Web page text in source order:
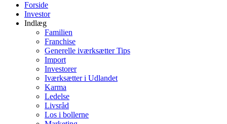
Forside
Investor
Indlæg
Familien
Franchise
Generelle iværksætter Tips
Import
Investorer
Iværksætter i Udlandet
Karma
Ledelse
Livsråd
Los i bollerne